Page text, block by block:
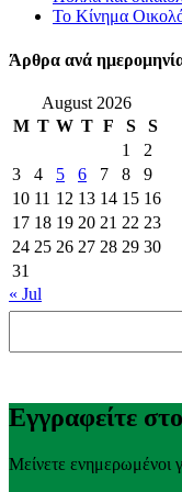
Το Κίνημα
Άρθρα ανά
August 2026
M T W T F S
S
1
2
3
4 5 6 7 8
9
10 11 12 13 14 15 16
17 18 19 20 21 22 23
24 25 26 27 28 29 30
31
« Jul
Εγγραφείτε
Μείνετε ενημερωμένοι